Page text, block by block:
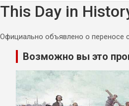
This Day in
Официально объявлено о переносе
Возможно вы это